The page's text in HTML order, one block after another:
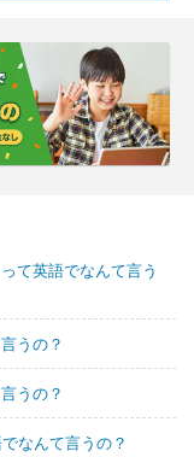
て英語でなんて言う
うの？
うの？
なんて言うの？